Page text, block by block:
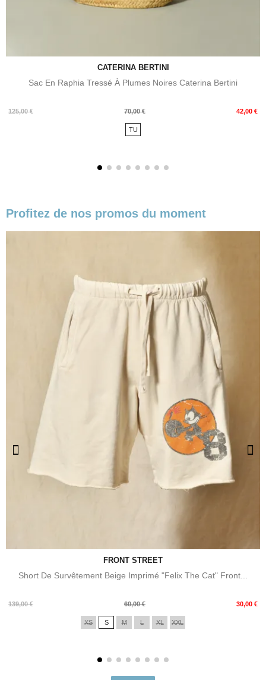
CATERINA BERTINI
Sac En Raphia Tressé À Plumes Noires Caterina Bertini
125,00 €
Prix
70,00 € 42,00 €
Prix
TU
Profitez de nos promos du moment
FRONT STREET
Short De Survêtement Beige Imprimé "Felix The Cat" Front...
139,00 €
Prix
60,00 € 30,00 €
Prix
XS S M L XL XXL